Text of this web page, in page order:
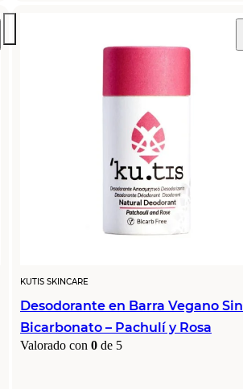
KUTIS SKINCARE
Desodorante en Barra Vegano Sin
Bicarbonato – Pachulí y Rosa
Valorado con 0 de 5